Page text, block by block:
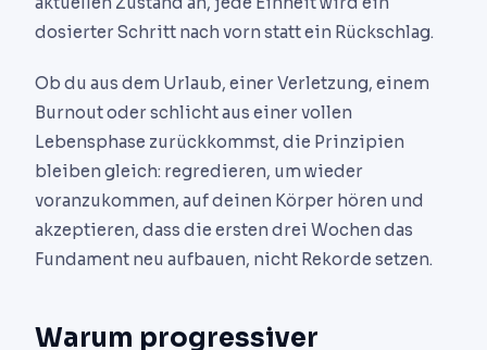
dosierter Schritt nach vorn statt ein Rückschlag.
Ob du aus dem Urlaub, einer Verletzung, einem
Burnout oder schlicht aus einer vollen
Lebensphase zurückkommst, die Prinzipien
bleiben gleich: regredieren, um wieder
voranzukommen, auf deinen Körper hören und
akzeptieren, dass die ersten drei Wochen das
Fundament neu aufbauen, nicht Rekorde setzen.
Warum progressiver